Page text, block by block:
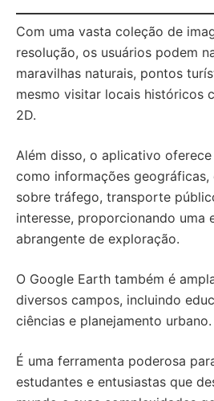
Com uma vasta coleção de
resolução, os usuários podem
maravilhas naturais, pontos
mesmo visitar locais históricos
2D.
Além disso, o aplicativo
como informações geográficas,
sobre tráfego, transporte
interesse, proporcionando uma
abrangente de exploração.
O Google Earth também é
diversos campos, incluindo
ciências e planejamento urbano.
É uma ferramenta poderosa
estudantes e entusiastas que